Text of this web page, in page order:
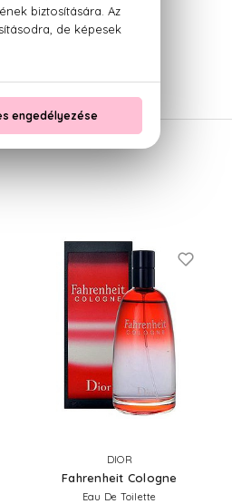
DIOR
Fahrenheit Cologne
Eau De Toilette